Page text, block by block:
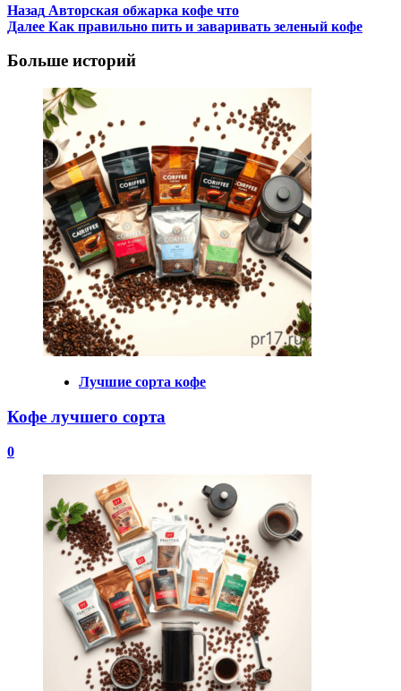
Post
Navigation
Назад Авторская обжарка кофе что
Далее Как правильно пить и заваривать зеленый кофе
Больше историй
Лучшие сорта кофе
Кофе лучшего сорта
0